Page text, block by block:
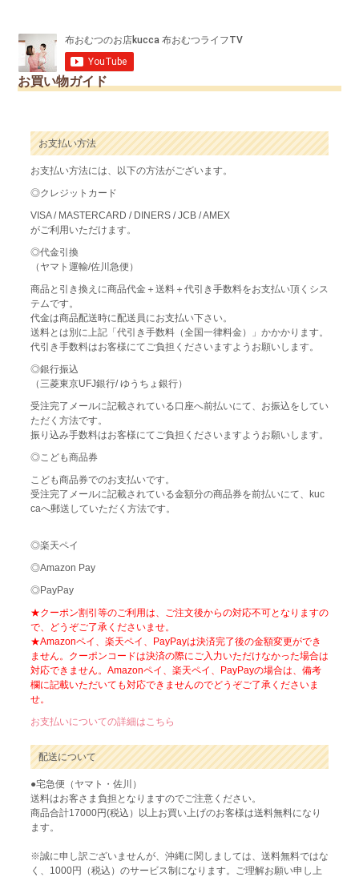
お買い物ガイド
お支払い方法
お支払い方法には、以下の方法がございます。
◎クレジットカード
VISA / MASTERCARD / DINERS / JCB / AMEX
がご利用いただけます。
◎代金引換
（ヤマト運輸/佐川急便）
商品と引き換えに商品代金＋送料＋代引き手数料をお支払い頂くシス
テムです。
代金は商品配送時に配送員にお支払い下さい。
送料とは別に上記「代引き手数料（全国一律料金）」かかかります。
代引き手数料はお客様にてご負担くださいますようお願いします。
◎銀行振込
（三菱東京UFJ銀行/ ゆうちょ銀行）
受注完了メールに記載されている口座へ前払いにて、お振込をしてい
ただく方法です。
振り込み手数料はお客様にてご負担くださいますようお願いします。
◎こども商品券
こども商品券でのお支払いです。
受注完了メールに記載されている金額分の商品券を前払いにて、kuc
caへ郵送していただく方法です。
◎楽天ペイ
◎Amazon Pay
◎PayPay
★クーポン割引等のご利用は、ご注文後からの対応不可となりますの
で、どうぞご了承くださいませ。
★Amazonペイ、楽天ペイ、PayPayは決済完了後の金額変更ができ
ません。クーポンコードは決済の際にご入力いただけなかった場合は
対応できません。Amazonペイ、楽天ペイ、PayPayの場合は、備考
欄に記載いただいても対応できませんのでどうぞご了承くださいま
せ。
お支払いについての詳細はこちら
配送について
●宅急便（ヤマト・佐川）
送料はお客さま負担となりますのでご注意ください。
商品合計17000円(税込）以上お買い上げのお客様は送料無料になり
ます。
※誠に申し訳ございませんが、沖縄に関しましては、送料無料ではな
く、1000円（税込）のサービス制になります。ご理解お願い申し上